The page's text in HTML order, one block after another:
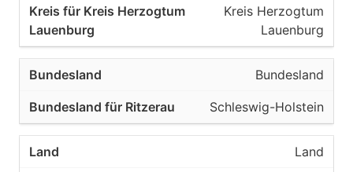
Kreis Herzogtum
Lauenburg
Bundesland
Schleswig-Holstein
Land